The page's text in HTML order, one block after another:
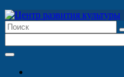
Перейти
к
содержимому